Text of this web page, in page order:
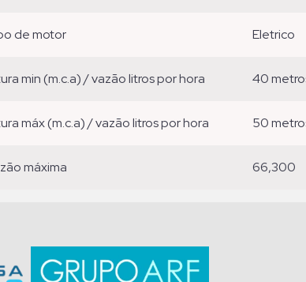
de motor eletrico
min (m.c.a) / vazão litros por hora 40
máx (m.c.a) / vazão litros por hora 50
máxima 66,300